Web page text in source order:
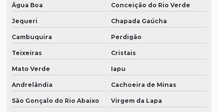
Água Boa Conceição do Rio Verde
Jequeri Chapada Gaúcha
Cambuquira Perdigão
Teixeiras Cristais
Mato Verde Iapu
Andrelândia Cachoeira de Minas
São Gonçalo do Rio Abaixo Virgem da Lapa